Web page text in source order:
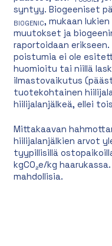
syntyy. Biogeeniset
BIOGENIC, mukaan
muutokset ja
raportoidaan
poistumia ei ole
huomioitu tai niillä
ilmastovaikutus
tuotekohtainen
hiilijalanjälkeä, ellei
Mittakaavan
hiilijalanjälkien arvot
tyypillisillä
kgCO₂e/kg
mahdollisia.